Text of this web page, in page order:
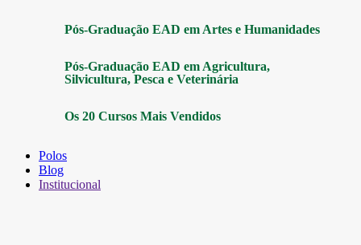
Pós-Graduação EAD em Artes e Humanidades
Pós-Graduação EAD em Agricultura,
Silvicultura, Pesca e Veterinária
Os 20 Cursos Mais Vendidos
Polos
Blog
Institucional